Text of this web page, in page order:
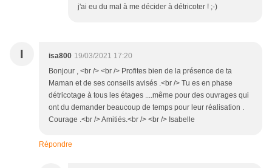
j'ai eu du mal à me décider à détricoter ! ;-)
I isa800 19/03/2021 17:20
Bonjour , <br /> <br /> Profites bien de la présence de ta
Maman et de ses conseils avisés .<br /> Tu es en phase
détricotage à tous les étages ....même pour des ouvrages qui
ont du demander beaucoup de temps pour leur réalisation .
Courage .<br /> Amitiés.<br /> <br /> Isabelle
Répondre